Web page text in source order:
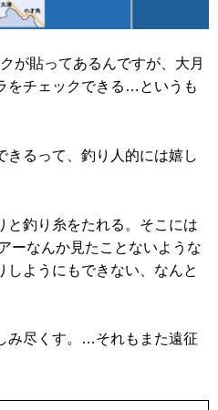
が貼ってあるんですが、大月
をチェックできる…というも
きるって、釣り人的には嬉し
と釣り糸をたれる。そこには
ーなんか見たことないような
ようにもできない、なんと
み尽くす。…それもまた遠征